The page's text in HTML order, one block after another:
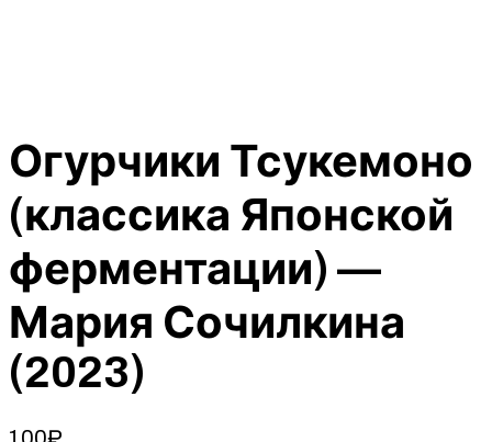
Огурчики Тсукемоно
(классика Японской
ферментации) —
Мария Сочилкина
(2023)